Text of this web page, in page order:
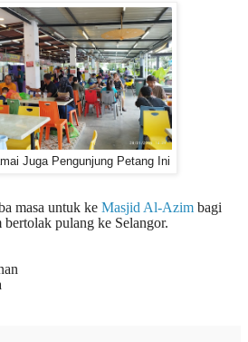
Juga Pengunjung Petang Ini
masa untuk ke Masjid Al-Azim bagi
pulang ke Selangor.